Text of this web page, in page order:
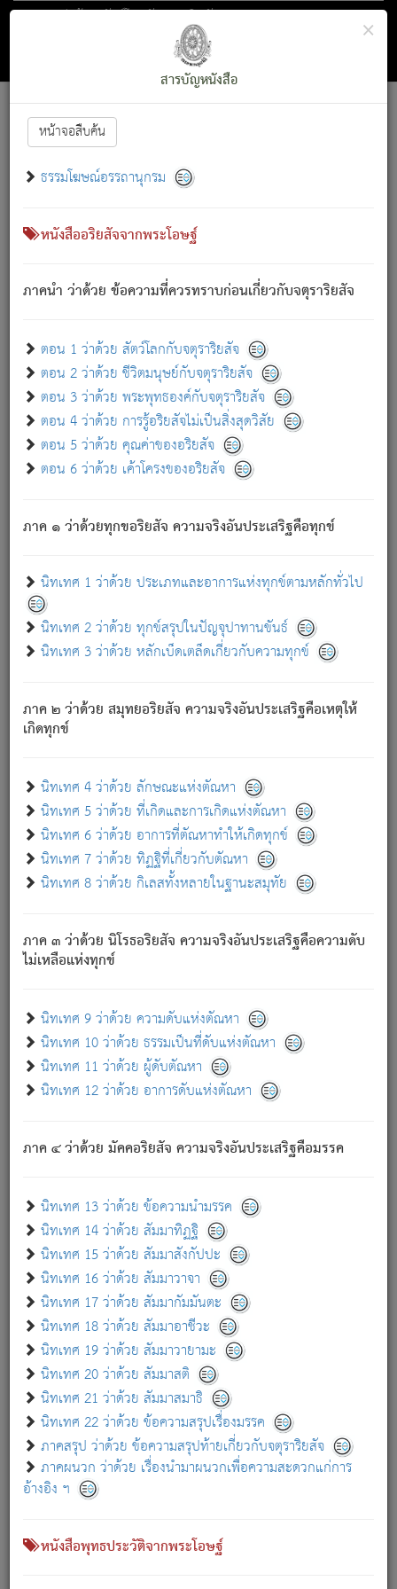
ตอน 1 ว่าด้วย สัตว์โลกกับจตุราริยสัจ
สารบัญ×
สารบัญหนังสือ
หน้าจอสืบค้น
ธรรมโฆษณ์อรรถานุกรม
หนังสืออริยสัจจากพระโอษฐ์
ภาคนำ ว่าด้วย ข้อความที่ควรทราบก่อนเกี่ยวกับจตุราริยสัจ
ตอน 1 ว่าด้วย สัตว์โลกกับจตุราริยสัจ
ตอน 2 ว่าด้วย ชีวิตมนุษย์กับจตุราริยสัจ
ตอน 3 ว่าด้วย พระพุทธองค์กับจตุราริยสัจ
ตอน 4 ว่าด้วย การรู้อริยสัจไม่เป็นสิ่งสุดวิสัย
ตอน 5 ว่าด้วย คุณค่าของอริยสัจ
ตอน 6 ว่าด้วย เค้าโครงของอริยสัจ
ภาค ๑ ว่าด้วยทุกขอริยสัจ ความจริงอันประเสริฐคือทุกข์
นิทเทศ 1 ว่าด้วย ประเภทและอาการแห่งทุกข์ตามหลักทั่วไป
นิทเทศ 2 ว่าด้วย ทุกข์สรุปในปัญจุปาทานขันธ์
นิทเทศ 3 ว่าด้วย หลักเบ็ดเตล็ดเกี่ยวกับความทุกข์
ภาค ๒ ว่าด้วย สมุทยอริยสัจ ความจริงอันประเสริฐคือเหตุให้
เกิดทุกข์
นิทเทศ 4 ว่าด้วย ลักษณะแห่งตัณหา
นิทเทศ 5 ว่าด้วย ที่เกิดและการเกิดแห่งตัณหา
นิทเทศ 6 ว่าด้วย อาการที่ตัณหาทำให้เกิดทุกข์
นิทเทศ 7 ว่าด้วย ทิฏฐิที่เกี่ยวกับตัณหา
นิทเทศ 8 ว่าด้วย กิเลสทั้งหลายในฐานะสมุทัย
ภาค ๓ ว่าด้วย นิโรธอริยสัจ ความจริงอันประเสริฐคือความดับ
ไม่เหลือแห่งทุกข์
นิทเทศ 9 ว่าด้วย ความดับแห่งตัณหา
นิทเทศ 10 ว่าด้วย ธรรมเป็นที่ดับแห่งตัณหา
นิทเทศ 11 ว่าด้วย ผู้ดับตัณหา
นิทเทศ 12 ว่าด้วย อาการดับแห่งตัณหา
ภาค ๔ ว่าด้วย มัคคอริยสัจ ความจริงอันประเสริฐคือมรรค
นิทเทศ 13 ว่าด้วย ข้อความนำมรรค
นิทเทศ 14 ว่าด้วย สัมมาทิฏฐิ
นิทเทศ 15 ว่าด้วย สัมมาสังกัปปะ
นิทเทศ 16 ว่าด้วย สัมมาวาจา
นิทเทศ 17 ว่าด้วย สัมมากัมมันตะ
นิทเทศ 18 ว่าด้วย สัมมาอาชีวะ
นิทเทศ 19 ว่าด้วย สัมมาวายามะ
นิทเทศ 20 ว่าด้วย สัมมาสติ
นิทเทศ 21 ว่าด้วย สัมมาสมาธิ
นิทเทศ 22 ว่าด้วย ข้อความสรุปเรื่องมรรค
ภาคสรุป ว่าด้วย ข้อความสรุปท้ายเกี่ยวกับจตุราริยสัจ
ภาคผนวก ว่าด้วย เรื่องนำมาผนวกเพื่อความสะดวกแก่การ
อ้างอิง ฯ
หนังสือพุทธประวัติจากพระโอษฐ์
Font :15 ]||
สัตว์โลกนี้ เกิดความเดือดร้อนแล้ว มีผัสสะบังหน้า
เขาสำคัญสิ่งใด โดยความเป็นประการใด แต่สิ่งนั้นย่อมเป็น
(ตามที่เป็นจริง) โดยประการอื่นจากที่เขาสำคัญนั้น
สัตว์โลกติดข้องอยู่ในภพ ถูกภพบังหน้าแล้ว มีภพโดยความ
เป็นอย่างอื่น (จากที่มันเป็นอยู่จริง) จึงได้เพลิดเพลินยิ่งนักในภพ
เขาเพลิดเพลินยิ่งนักในสิ่งใด สิ่งนั้นเป็นภัย (ที่เขาไม่รู้จัก)
เขากลัวต่อสิ่งใดสิ่งนั้นเป็นทุกข์
พรหมจรรย์นี้ อันบุคคลย่อมประพฤติ ก็เพื่อการละขาดซึ่ง
ภพ.
สมณะหรือพราหมณ์เหล่าใด กล่าวความหลุดพ้นจากภพว่า
มีได้เพราะภพ เรากล่าวว่า สมณะหรือพราหมณ์ทั้งปวงนั้น
มิใช่ผู้หลดพ้นจากภพ.
ภพ ว่ามีได้เพราะวิภพ[2]: เรากล่าวว่า สมณะหรือพราหมณ์ทั้ง
ปวงนั้น ก็ยังสลัดภพออกไปไม่ได้.
ก็ทุกข์นี้มีขึ้น เพราะอาศัยซึ่งอุปธิทั้งปวง.
เพราะความสิ้นไปแห่งอุปาทานทั้งปวง ความเกิดขึ้นแห่ง
ทุกข์จึงไม่มี.
ท่านจงดูโลกนี้เถิด (จะเห็นว่า) สัตว์ทั้งหลายอันอวิชาหนา
แน่นบังหนาแล้ว; และว่า สัตว์ผู้ยินดีในภพอันเป็นแล้วนั้น ย่อม
อันเป็นไปในที่หรือเวลาทั้งปวง[3]เพื่อความมีแห่งประโยชน์โดย
ประการทั้งปวง; ภพทั้งหลายทั้งหมดนั้น ไม่เที่ยง เป็นทุกข์ มี
ความแปรปรวนเป็นธรรมดา.
อย่างนี้อยู่; เขาย่อมละภวตัณหาได้ และไม่เพลิดเพลินวิภวตัณหา
ด้วย.
ความดับเพราะความสำรอกไม่เหลือ (แห่งภพทั้งหลาย)
เพราะความสิ้นไปแห่งตัณหาโดยประการทั้งปวง นั้นคือ
นิพพาน.
ภพใหม่ย่อมไม่มีแก่ภิกษุนั้น ผู้ดับเย็นสนิทแล้ว เพราะไม่มี
ภิกษุนั้น เป็นผู้ครอบงำมารได้แล้ว ชนะสงครามแล้ว ก้าวล่วง
ภพทั้งหลายทั้งปวงได้แล้ว เป็นผู้คงที่ (คือไม่เปลี่ยนแปลงอีกต่อ
- อุ.ขุ. ๒๕/๑๒๑/๘๔.
(ข้อความนี้ เป็นพระพุทธอุทานที่ทรงเปล่งออก ที่โคนต้นโพธิ์
เป็นที่ตรัสรู้ เมื่อตรัสรู้แล้วได้ 7 วัน)
เกี่ยวกับธรรมโฆษณ์ออนไลน์ (Disclaimer)
แม้ระบบ "ธรรมโฆษณ์ออนไลน์" พยายามปรับปรุงข้อมูลให้ถูกต้องมากที่สุด
ผู้ศึกษาก็พึงตรวจสอบกับตัวเล่มหนังสือต้นฉบับ ที่มีการพิมพ์ครั้งล่าสุด
ก่อนนำข้อมูลไปใช้ในการอ้างอิง"
เกี่ยวกับอัตถจารี|เกี่ยวกับการพัฒนา|แจ้งข้อผิดพลาด / แนะนำ
หนังสือที่เกี่ยวข้อง